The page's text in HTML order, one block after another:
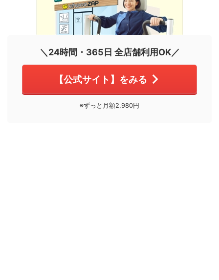
＼24時間・365日 全店舗利用OK／
【公式サイト】をみる
※ずっと月額2,980円